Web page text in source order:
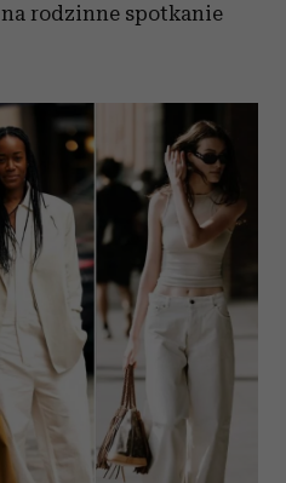
rodzinne spotkanie